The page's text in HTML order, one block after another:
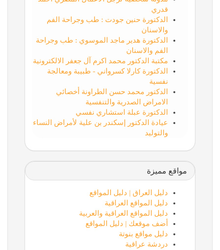
قدري
الدكتورة حنين جودت : طب وجراحة الفم
والاسنان
الدكتورة هدير ماجد الموسوي : طب وجراحة
الفم والاسنان
مكتبة الدكتور محمد اكرم آل جعفر الالكترونية
الدكتورة كارلا كسرواني - طبيبة ومعالجة
نفسية
الدكتور محمد حسن الطراونة أخصائي
الامراض الصدرية والتنفسية
الدكتورة عبلة استشاري نفسي
عيادة الدكتور إسكندر بن علية لأمراض النساء
والتوليد
مواقع مميزة
دليل العراق | دليل المواقع
دليل المواقع العراقية
دليل المواقع العراقية والعربية
أضف موقعك | دليل المواقع
دليل مواقع بنوتة
دردشة عراقية